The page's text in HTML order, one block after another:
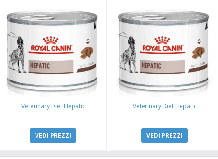
Veterinary Diet Hepatic
VEDI PREZZI
Veterinary Diet Hepatic
VEDI PREZZI